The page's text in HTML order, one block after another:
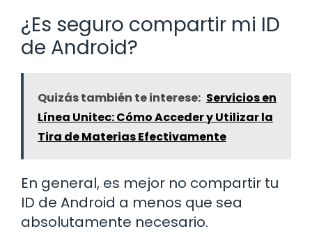
¿Es seguro compartir mi ID
de Android?
Quizás también te interese: Servicios en
Línea Unitec: Cómo Acceder y Utilizar la
Tira de Materias Efectivamente
En general, es mejor no compartir tu
ID de Android a menos que sea
absolutamente necesario.